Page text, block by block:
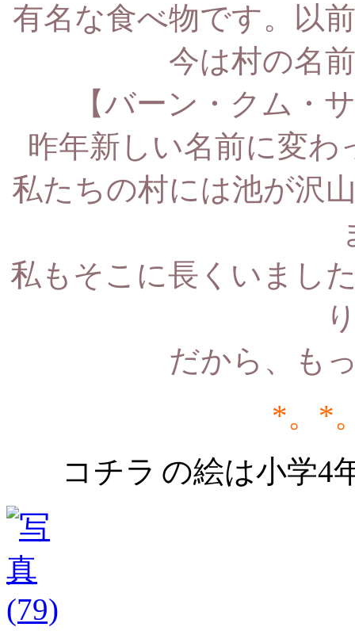
有名な食べ物です。以
今は村の名
【バーン・クム・
昨年新しい名前に変
私たちの村には池が沢
私もそこに長くいまし
だから、も
*。*
コチラ の絵は小学4